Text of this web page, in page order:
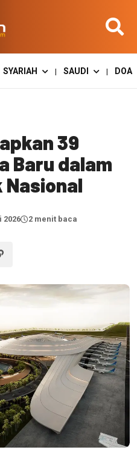
SYARIAH | SAUDI | DOA
39
Baru dalam
Nasional
2026 2 menit baca